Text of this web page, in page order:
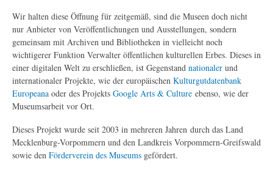
Wir halten diese Öffnung für zeitgemäß, sind die Museen doch nicht
nur Anbieter von Veröffentlichungen und Ausstellungen, sondern
gemeinsam mit Archiven und Bibliotheken in vielleicht noch
wichtigerer Funktion Verwalter öffentlichen kulturellen Erbes. Dieses in
einer digitalen Welt zu erschließen, ist Gegenstand nationaler und
internationaler Projekte, wie der europäischen Kulturgutdatenbank
Europeana oder des Projekts Google Arts & Culture ebenso, wie der
Museumsarbeit vor Ort.
Dieses Projekt wurde seit 2003 in mehreren Jahren durch das Land
Mecklenburg-Vorpommern und den Landkreis Vorpommern-Greifswald
sowie den Förderverein des Museums gefördert.